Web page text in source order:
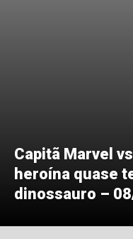
Capitã Marvel
heroína quase
dinossauro –